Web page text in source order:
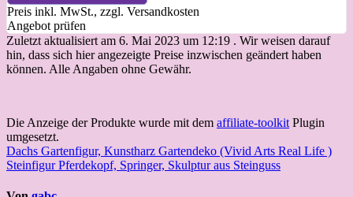
Preis inkl. MwSt., zzgl. Versandkosten
Angebot prüfen
Zuletzt aktualisiert am 6. Mai 2023 um 12:19 . Wir weisen darauf
hin, dass sich hier angezeigte Preise inzwischen geändert haben
können. Alle Angaben ohne Gewähr.
Die Anzeige der Produkte wurde mit dem affiliate-toolkit Plugin
umgesetzt.
Beitragsnavigation
Dachs Gartenfigur, Kunstharz Gartendeko (Vivid Arts Real Life )
Steinfigur Pferdekopf, Springer, Skulptur aus Steinguss